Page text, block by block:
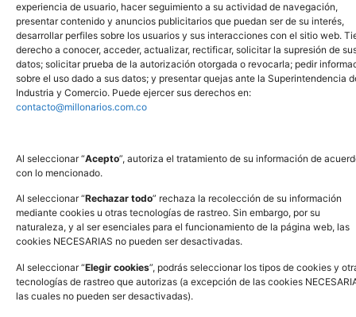
experiencia de usuario, hacer seguimiento a su actividad de navegación,
presentar contenido y anuncios publicitarios que puedan ser de su interés,
desarrollar perfiles sobre los usuarios y sus interacciones con el sitio web.
derecho a conocer, acceder, actualizar, rectificar, solicitar la supresión de
datos; solicitar prueba de la autorización otorgada o revocarla; pedir
sobre el uso dado a sus datos; y presentar quejas ante la Superintendencia
Industria y Comercio. Puede ejercer sus derechos en:
contacto@millonarios.com.co
Al seleccionar “Acepto”, autoriza el tratamiento de su información de
con lo mencionado.
Al seleccionar “Rechazar todo” rechaza la recolección de su información
mediante cookies u otras tecnologías de rastreo. Sin embargo, por su
naturaleza, y al ser esenciales para el funcionamiento de la página web, las
cookies NECESARIAS no pueden ser desactivadas.
Al seleccionar “Elegir cookies”, podrás seleccionar los tipos de cookies y
tecnologías de rastreo que autorizas (a excepción de las cookies
las cuales no pueden ser desactivadas).
www.sic.gov.co